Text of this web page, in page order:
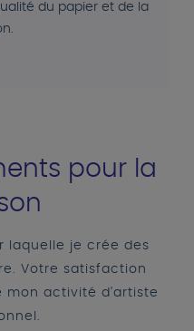
du papier et de la
pour la
laquelle je crée des
Votre satisfaction
mon activité d'artiste